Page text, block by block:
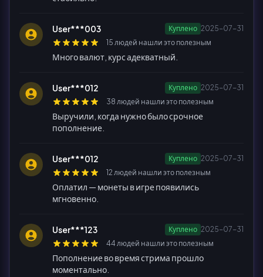
User***003 Куплено 2025-07-31
15 людей нашли это полезным
Много валют, курс адекватный.
User***012 Куплено 2025-07-31
38 людей нашли это полезным
Выручили, когда нужно было срочное
пополнение.
User***012 Куплено 2025-07-31
12 людей нашли это полезным
Оплатил — монеты в игре появились
мгновенно.
User***123 Куплено 2025-07-31
44 людей нашли это полезным
Пополнение во время стрима прошло
моментально.